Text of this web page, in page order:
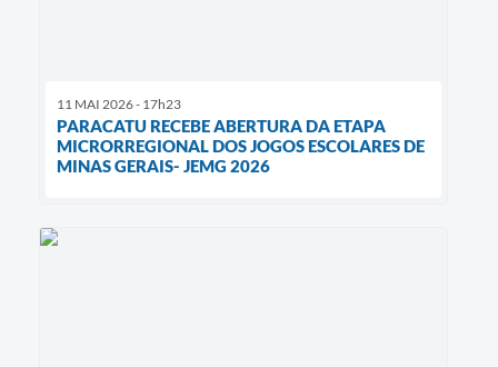
11 MAI 2026 - 17h23
PARACATU RECEBE ABERTURA DA ETAPA
MICRORREGIONAL DOS JOGOS ESCOLARES DE
MINAS GERAIS- JEMG 2026